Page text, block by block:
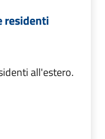
residenti
all'estero.